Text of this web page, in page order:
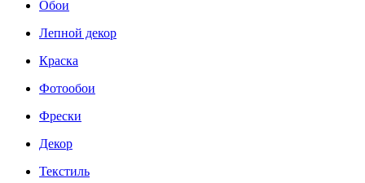
Обои
Лепной декор
Краска
Фотообои
Фрески
Декор
Текстиль